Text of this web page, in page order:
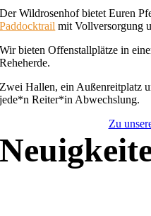
Der Wildrosenhof bietet Euren
Paddocktrail mit Vollversorgung
Wir bieten Offenstallplätze in
Reheherde.
Zwei Hallen, ein Außenreitplatz
jede*n Reiter*in Abwechslung.
Zu